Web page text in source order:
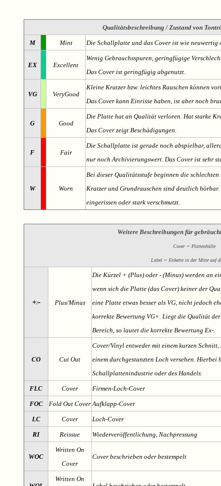
Qualitätsbeschreibung / Zustand von
M Mint Die Schallplatte und das Cover ist wie
EX Excellent
Wenig Gebrauchsspuren, geringfügige
Das Cover ist geringfügig abgenutzt.
VG VeryGood
Kleine Kratzer bzw. leichtes Rauschen können
Das Cover kann Einrisse haben, ist aber noch
G Good
Die Platte hat an Qualität verloren. Hat starke
Das Cover zeigt Beschädigungen.
F Fair
Die Schallplatte ist gerade noch abspielbar,
nur noch Archivierungswert. Das Cover ist sehr
W Worn
Bei dieser Qualitätsstufe beginnen die
Kratzer und Grundrauschen sind deutlich
eingerissen oder stark verschmutzt.
Weitere Beschreibungen für
Cover = Plattenhülle
Label = Etikette in der Mitte auf
+/- Plus/Minus
Die Kürzel + (Plus) oder - (Minus) werden an
wenn sich die Platte (das Cover) keiner der
eine Platte etwas besser als VG, nicht jedoch
korrekte Bewertung VG+. Liegt die Qualität
Bereich, so lautet die korrekte Bewertung Ex-.
CO Cut Out
Cover/Vinyl entweder mit einem kurzen
einem durchgestanzten Loch versehen. Hierbei
Schallplattenindustrie oder des Handels.
FLC Cover Firmen-Loch-Cover
FOC Fold Out Cover Aufklapp-Cover
LC Cover Loch-Cover
RI Reissue Wiederveröffentlichung, Nachpressung
WOC
Written On
Cover
Cover beschrieben oder bestempelt
Written On